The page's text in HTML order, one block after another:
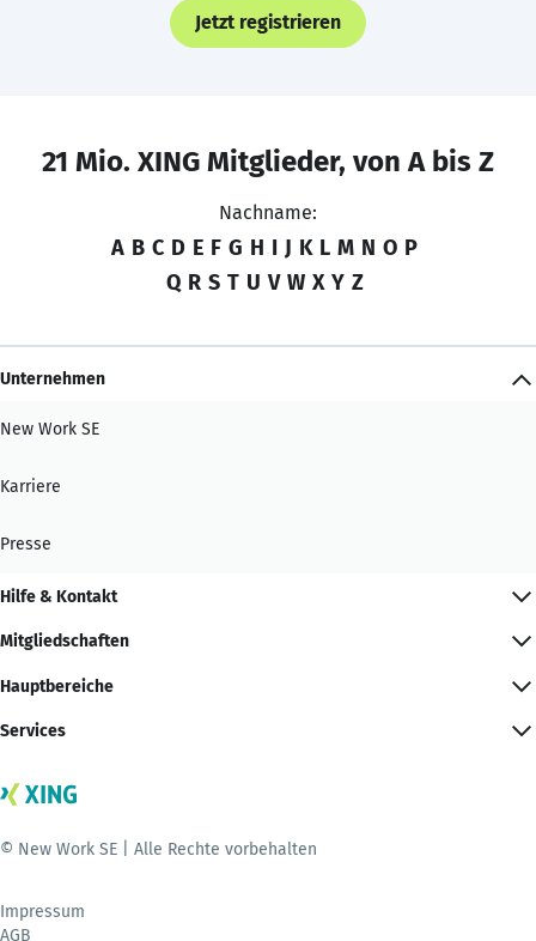
Jetzt registrieren
21 Mio. XING Mitglieder, von A bis Z
Nachname:
A B C D E F G H I J K L M N O P
Q R S T U V W X Y Z
Unternehmen
New Work SE
Karriere
Presse
Hilfe & Kontakt
Mitgliedschaften
Hauptbereiche
Services
© New Work SE | Alle Rechte vorbehalten
Impressum
AGB